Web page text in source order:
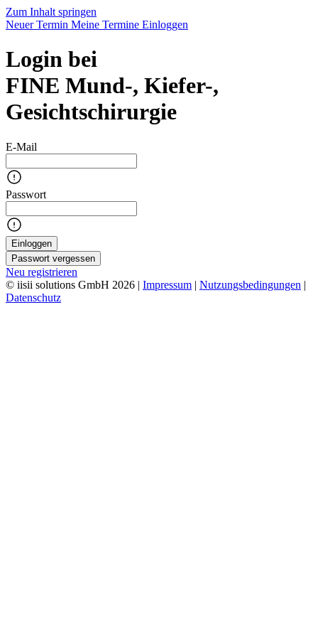
Zum Inhalt springen
Neuer Termin Meine Termine Einloggen
Login bei
FINE Mund-, Kiefer-,
Gesichtschirurgie
E-Mail
Passwort
Einloggen
Passwort vergessen
Neu registrieren
© iisii solutions GmbH 2026 | Impressum | Nutzungsbedingungen |
Datenschutz